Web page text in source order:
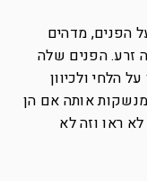
הפנים, מדהים
זרע. הפנים שלה
הלחי ולכיוון
מנשקות אותה אם הן
ראו וזה לא